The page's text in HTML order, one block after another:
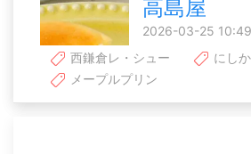
高島屋
2026-03-25
西鎌倉レ・シュー
にし
メープルプリン